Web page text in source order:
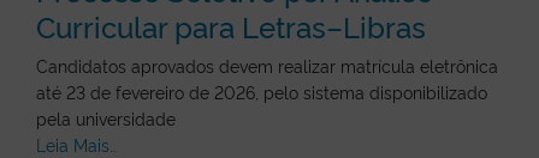
Curricular para Letras–Libras
Candidatos aprovados devem realizar matrícula eletrônica
até 23 de fevereiro de 2026, pelo sistema disponibilizado
pela universidade
Leia Mais…